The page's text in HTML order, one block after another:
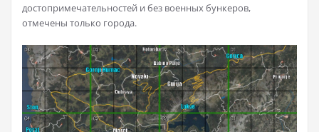
достопримечательностей и без военных бункеров,
отмечены только города.